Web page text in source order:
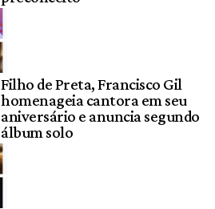
Filho de Preta, Francisco Gil
homenageia cantora em seu
aniversário e anuncia segundo
álbum solo